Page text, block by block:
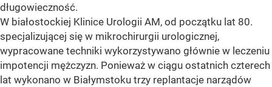
długowieczność.
W białostockiej Klinice Urologii AM, od początku lat 80.
specjalizującej się w mikrochirurgii urologicznej,
wypracowane techniki wykorzystywano głównie w leczeniu
impotencji mężczyzn. Ponieważ w ciągu ostatnich czterech
lat wykonano w Białymstoku trzy replantacje narządów